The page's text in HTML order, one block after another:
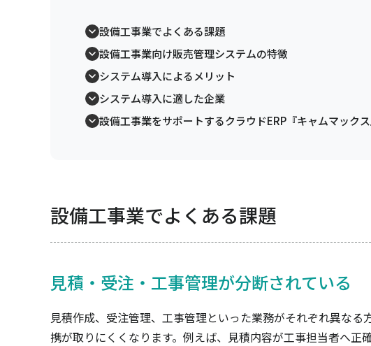
設備工事業でよくある課題
設備工事業向け販売管理システムの特徴
システム導入によるメリット
システム導入に適した企業
設備工事業をサポートするクラウドERP『キャムマックス
設備工事業でよくある課題
見積・受注・工事管理が分断されている
見積作成、受注管理、工事管理といった業務がそれぞれ異な
携が取りにくくなります。例えば、見積内容が工事担当者へ